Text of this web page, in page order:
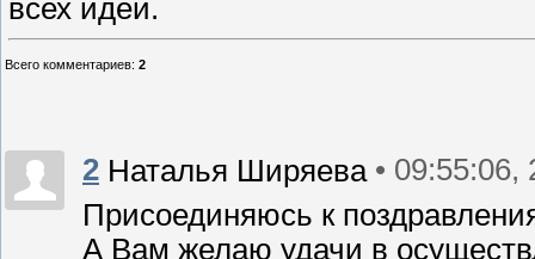
всех идей.
Всего комментариев: 2
2 Наталья Ширяева • 09:55:06,
Присоединяюсь к
А Вам желаю удачи в